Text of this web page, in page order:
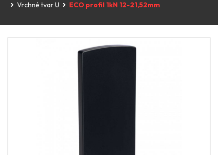
Vrchné tvar U
ECO profil 1kN 12-21,52mm